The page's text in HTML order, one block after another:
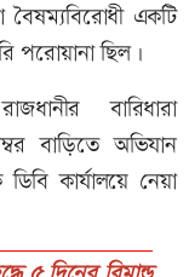
বৈষম্যবিরোধী একটি
পরোয়ানা ছিল।
বারিধারা
বাড়িতে অভিযান
কার্যালয়ে নেয়া